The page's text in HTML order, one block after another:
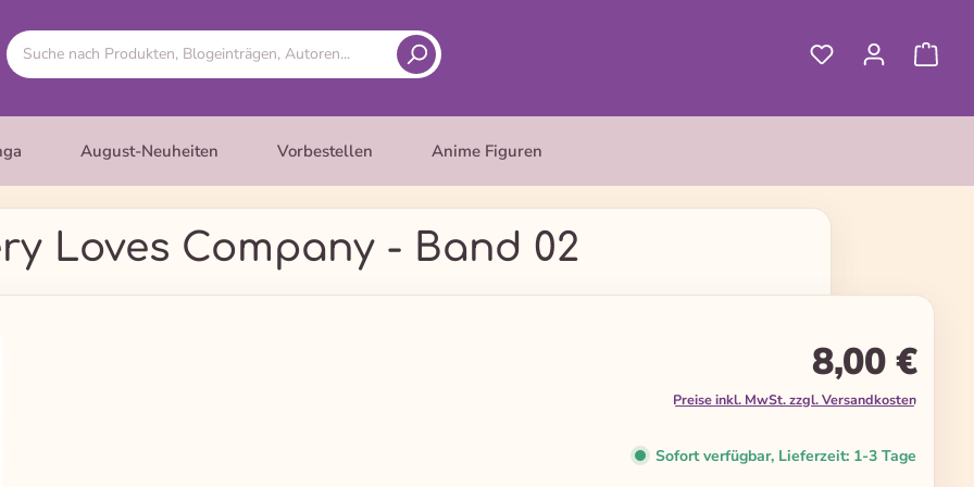
August-Neuheiten Vorbestellen Anime Figuren
Loves Company - Band 02
8,00 €
Preise inkl. MwSt. zzgl. Versandkosten
Sofort verfügbar, Lieferzeit: 1-3 Tage